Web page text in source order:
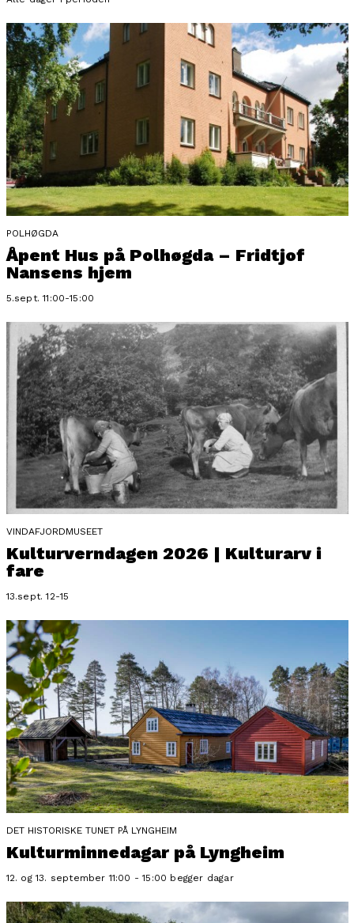
POLHØGDA
Åpent Hus på Polhøgda – Fridtjof
Nansens hjem
5.sept. 11:00-15:00
VINDAFJORDMUSEET
Kulturverndagen 2026 | Kulturarv i
fare
13.sept. 12-15
DET HISTORISKE TUNET PÅ LYNGHEIM
Kulturminnedagar på Lyngheim
12. og 13. september 11:00 - 15:00 begger dagar